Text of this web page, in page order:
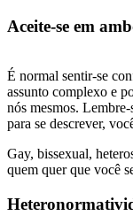
Aceite-se em
É normal sentir-se
assunto complexo e
nós mesmos.
para se descrever,
Gay, bissexual,
quem quer que você